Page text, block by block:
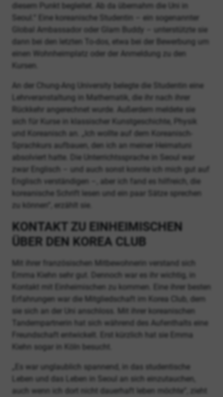
diesem Punkt begleitet. Ab da übernahm die Uni in
Seoul.“ Eine koreanische Studentin – ein sogenannter
Global Ambassador oder Glam Buddy – unterstützte sie
dann bei den letzten To-dos, etwa bei der Bewerbung um
einen Wohnheimplatz oder der Anmeldung zu den
Kursen.
An der Chung-Ang University belegte die Studentin eine
Lehrveranstaltung in Mathematik, die ihr nach ihrer
Rückkehr angerechnet wurde. Außerdem meldete sie
sich für Kurse in klassischer Kunstgeschichte, Physik
und Koreanisch an. „Ich wollte auf dem Koreanisch-
Sprachkurs aufbauen, den ich an meiner Heimatuni
absolviert hatte. Die Unterrichtssprache in Seoul war
zwar Englisch – und auch sonst konnte ich mich gut auf
Englisch verständigen –, aber ich fand es hilfreich, die
koreanische Schrift lesen und ein paar Sätze sprechen
zu können“, erzählt sie.
KONTAKT ZU EINHEIMISCHEN
ÜBER DEN KOREA CLUB
Mit ihrer französischen Mitbewohnerin verstand sich
Emma Kiehn sehr gut. Dennoch war es ihr wichtig, in
Kontakt mit Einheimischen zu kommen. Eine ihrer besten
Erfahrungen war die Mitgliedschaft im Korea Club, dem
sie sich an der Uni anschloss. Mit ihrer koreanischen
Tandempartnerin hat sich während des Aufenthalts eine
Freundschaft entwickelt. Erst kürzlich hat sie Emma
Kiehn sogar in Köln besucht.
„Es war unglaublich spannend, in das studentische
Leben und das Leben in Seoul an sich einzutauchen,
auch wenn ich dort nicht dauerhaft leben möchte“, zieht